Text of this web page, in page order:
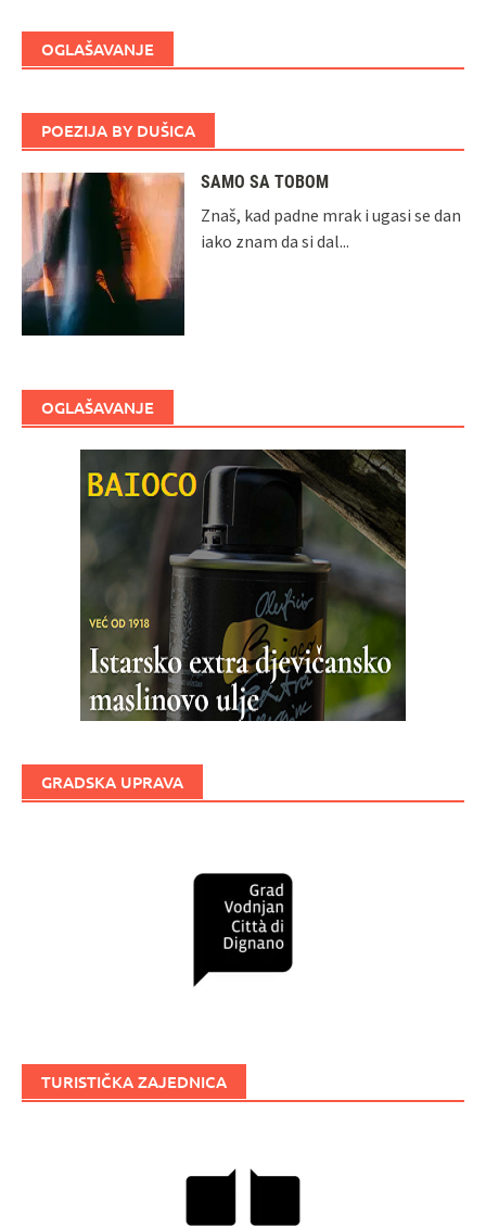
OGLAŠAVANJE
POEZIJA BY DUŠICA
SAMO SA TOBOM
Znaš, kad padne mrak i ugasi se dan
iako znam da si dal...
OGLAŠAVANJE
GRADSKA UPRAVA
TURISTIČKA ZAJEDNICA